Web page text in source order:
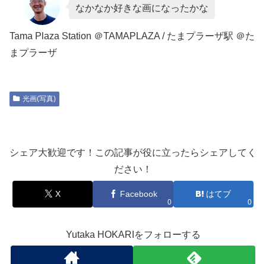
なかなか好きな画になったかな
Tama Plaza Station ＠TAMAPLAZA / たまプラーザ駅 ＠た
まプラーザ
光画(写真)
シェア大歓迎です！この記事が役に立ったらシェアしてく
ださい！
X Facebook
0
はてブ
0
Yutaka HOKARIをフォローする